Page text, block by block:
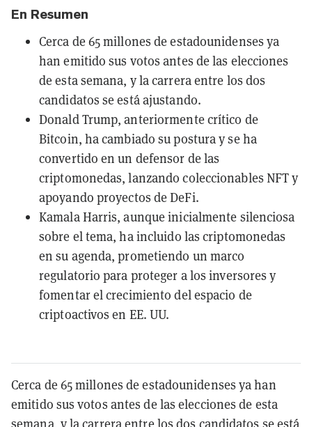
En Resumen
Cerca de 65 millones de estadounidenses ya
han emitido sus votos antes de las elecciones
de esta semana, y la carrera entre los dos
candidatos se está ajustando.
Donald Trump, anteriormente crítico de
Bitcoin, ha cambiado su postura y se ha
convertido en un defensor de las
criptomonedas, lanzando coleccionables NFT y
apoyando proyectos de DeFi.
Kamala Harris, aunque inicialmente silenciosa
sobre el tema, ha incluido las criptomonedas
en su agenda, prometiendo un marco
regulatorio para proteger a los inversores y
fomentar el crecimiento del espacio de
criptoactivos en EE. UU.
Cerca de 65 millones de estadounidenses ya han
emitido sus votos antes de las elecciones de esta
semana, y la carrera entre los dos candidatos se está